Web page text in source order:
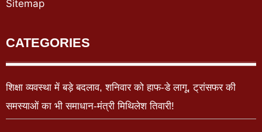
Sitemap
CATEGORIES
शिक्षा व्यवस्था में बड़े बदलाव, शनिवार को हाफ-डे लागू, ट्रांसफर की
समस्याओं का भी समाधान-मंत्री मिथिलेश तिवारी!